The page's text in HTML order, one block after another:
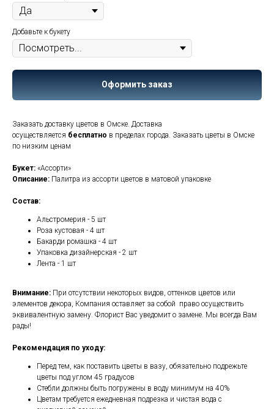
Добавьте к букету
Оформить заказ
Заказать доставку цветов в Омске. Доставка
осуществляется бесплатно в пределах города. Заказать цветы в Омске
по низким ценам
Букет: «Ассорти»
Описание: Палитра из ассорти цветов в матовой упаковке
Состав:
Альстромерия - 5 шт
Роза кустовая - 4 шт
Бакарди ромашка - 4 шт
Упаковка дизайнерская - 2 шт
Лента - 1 шт
Внимание: При отсутствии некоторых видов, оттенков цветов или
элементов декора, Компания оставляет за собой право осуществить
эквивалентную замену. Флорист Вас уведомит о замене. Мы всегда Вам
рады!
Рекомендация по уходу:
Перед тем, как поставить цветы в вазу, обязательно подрежьте
цветы под углом 45 градусов
Стебли должны быть погружены в воду минимум на 40%
Цветам требуется ежедневная подрезка и чистая вода с